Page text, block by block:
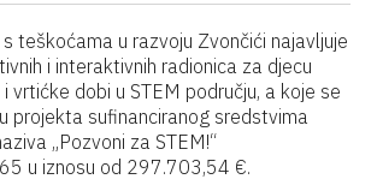
teškoćama u razvoju Zvončići najavljuje
i interaktivnih radionica za djecu
vrtićke dobi u STEM području, a koje se
projekta sufinanciranog sredstvima
„Pozvoni za STEM!“
u iznosu od 297.703,54 €.